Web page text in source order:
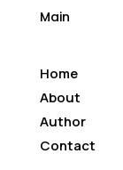
Main
Home
About
Author
Contact